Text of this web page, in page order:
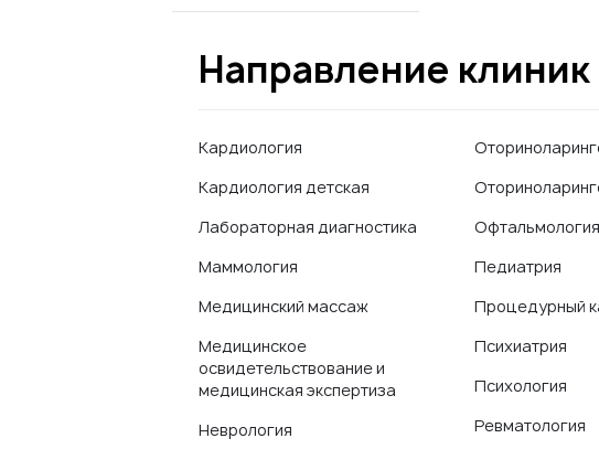
Направление клиник
Кардиология
Кардиология детская
Лабораторная диагностика
Маммология
Медицинский массаж
Медицинское
освидетельствование и
медицинская экспертиза
Неврология
Офтальмология
Педиатрия
Процедурный
Психиатрия
Психология
Ревматология